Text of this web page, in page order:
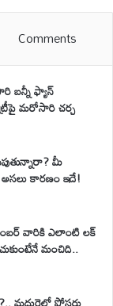
Comments
బన్నీ ఫ్యాన్
మరోసారి చర్చ
మీ
కారణం ఇదే!
వారికి ఎలాంటి లక్
మంచిది..